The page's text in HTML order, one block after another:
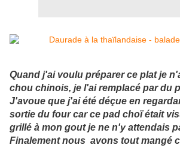
Quand j'ai voulu préparer ce plat je
chou chinois, je l'ai remplacé par du
J'avoue que j'ai été déçue en
sortie du four car ce pad choï était
grillé à mon gout je ne n'y attendais
Finalement nous avons tout mangé